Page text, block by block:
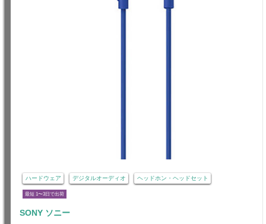
ハードウェア デジタルオーディオ ヘッドホン・ヘッドセット
最短 1〜3日で出荷
SONY ソニー